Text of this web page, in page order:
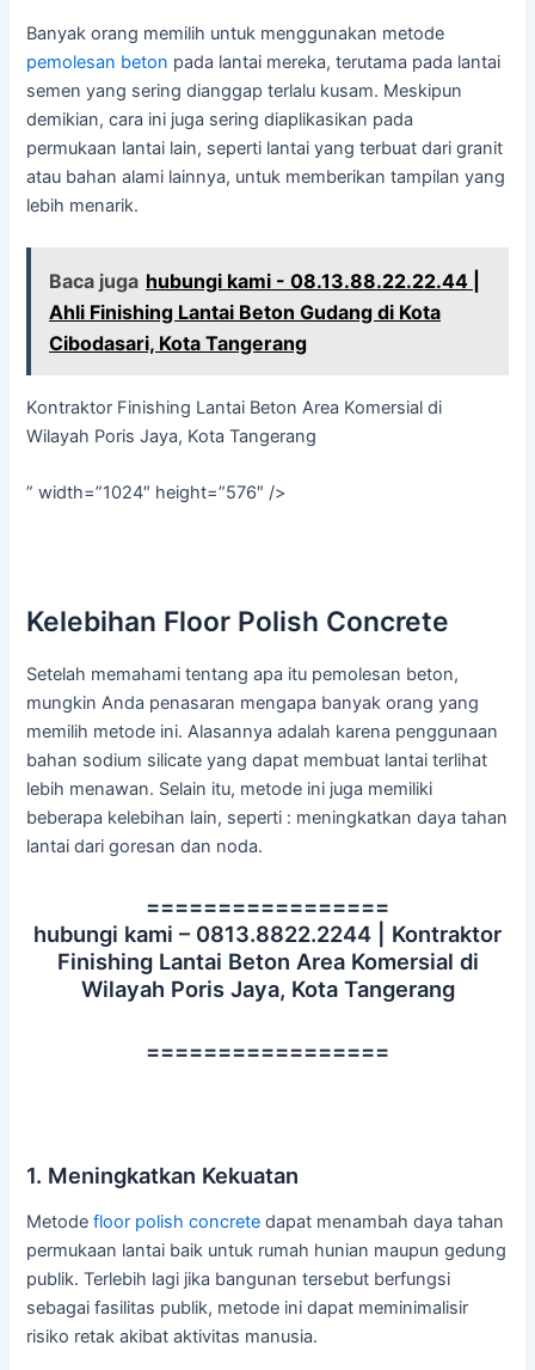
Banyak orang memilih untuk menggunakan metode
pemolesan beton pada lantai mereka, terutama pada lantai
semen yang sering dianggap terlalu kusam. Meskipun
demikian, cara ini juga sering diaplikasikan pada
permukaan lantai lain, seperti lantai yang terbuat dari granit
atau bahan alami lainnya, untuk memberikan tampilan yang
lebih menarik.
Baca juga hubungi kami - 08.13.88.22.22.44 |
Ahli Finishing Lantai Beton Gudang di Kota
Cibodasari, Kota Tangerang
Kontraktor Finishing Lantai Beton Area Komersial di
Wilayah Poris Jaya, Kota Tangerang
” width=”1024″ height=”576″ />
Kelebihan Floor Polish Concrete
Setelah memahami tentang apa itu pemolesan beton,
mungkin Anda penasaran mengapa banyak orang yang
memilih metode ini. Alasannya adalah karena penggunaan
bahan sodium silicate yang dapat membuat lantai terlihat
lebih menawan. Selain itu, metode ini juga memiliki
beberapa kelebihan lain, seperti : meningkatkan daya tahan
lantai dari goresan dan noda.
=================
hubungi kami – 0813.8822.2244 | Kontraktor
Finishing Lantai Beton Area Komersial di
Wilayah Poris Jaya, Kota Tangerang
=================
1. Meningkatkan Kekuatan
Metodefloor polish concrete dapat menambah daya tahan
permukaan lantai baik untuk rumah hunian maupun gedung
publik. Terlebih lagi jika bangunan tersebut berfungsi
sebagai fasilitas publik, metode ini dapat meminimalisir
risiko retak akibat aktivitas manusia.